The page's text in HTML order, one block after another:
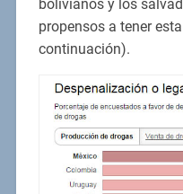
bolivianos y los
propensos a tener
continuación).